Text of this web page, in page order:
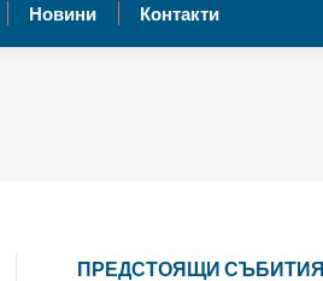
Новини Контакти
ПРЕДСТОЯЩИ СЪБИТИЯ